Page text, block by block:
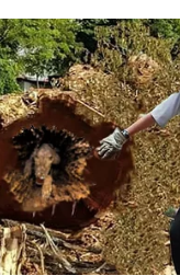
ಮಾಧ್ಯಮ ಲೋಕಕ್ಕೆ
ಲೋಕದಲ್ಲಿ
ಸಾಹಿತ್ಯದಲ್ಲಿದೆ ಆಸಕ್ತಿ.
ಟೈಟನ್ಸ್